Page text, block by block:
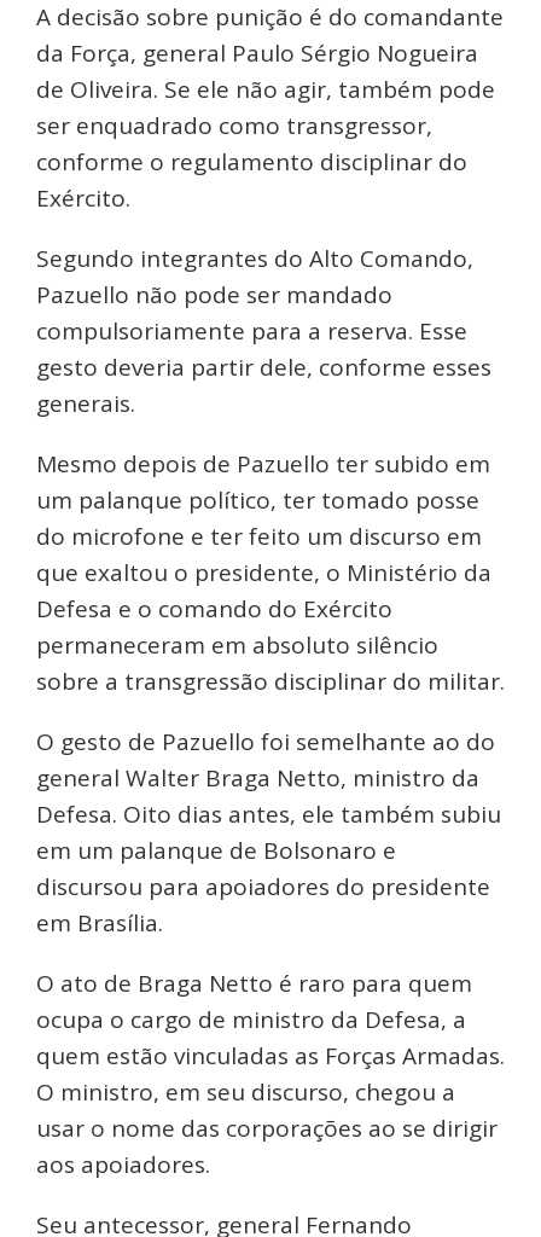
A decisão sobre punição é do comandante
da Força, general Paulo Sérgio Nogueira
de Oliveira. Se ele não agir, também pode
ser enquadrado como transgressor,
conforme o regulamento disciplinar do
Exército.
Segundo integrantes do Alto Comando,
Pazuello não pode ser mandado
compulsoriamente para a reserva. Esse
gesto deveria partir dele, conforme esses
generais.
Mesmo depois de Pazuello ter subido em
um palanque político, ter tomado posse
do microfone e ter feito um discurso em
que exaltou o presidente, o Ministério da
Defesa e o comando do Exército
permaneceram em absoluto silêncio
sobre a transgressão disciplinar do militar.
O gesto de Pazuello foi semelhante ao do
general Walter Braga Netto, ministro da
Defesa. Oito dias antes, ele também subiu
em um palanque de Bolsonaro e
discursou para apoiadores do presidente
em Brasília.
O ato de Braga Netto é raro para quem
ocupa o cargo de ministro da Defesa, a
quem estão vinculadas as Forças Armadas.
O ministro, em seu discurso, chegou a
usar o nome das corporações ao se dirigir
aos apoiadores.
Seu antecessor, general Fernando